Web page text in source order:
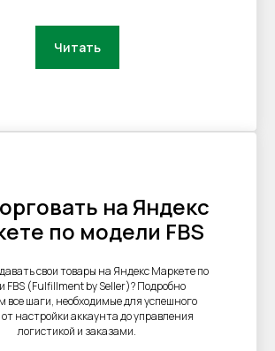
Читать
на Яндекс
по модели FBS
свои товары на Яндекс Маркете по
FBS (Fulfillment by Seller)? Подробно
все шаги, необходимые для успешного
настройки аккаунта до управления
логистикой и заказами.